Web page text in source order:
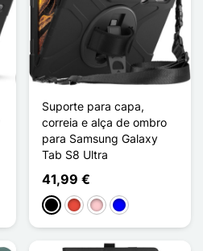
Suporte para capa,
correia e alça de ombro
para Samsung Galaxy
Tab S8 Ultra
41,99 €
PretoVermelho
RosaAzul